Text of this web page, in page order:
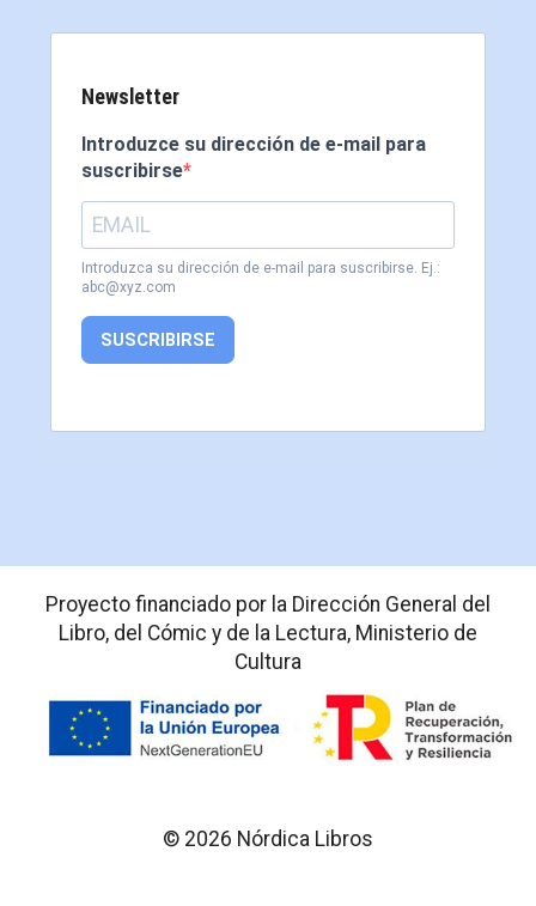
Newsletter
Introduzce su dirección de e-mail para
suscribirse
Introduzca su dirección de e-mail para suscribirse. Ej.:
abc@xyz.com
SUSCRIBIRSE
Proyecto financiado por la Dirección General del
Libro, del Cómic y de la Lectura, Ministerio de
Cultura
© 2026 Nórdica Libros